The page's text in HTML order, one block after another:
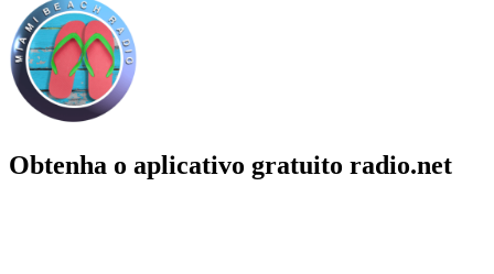
Obtenha o aplicativo gratuito radio.net